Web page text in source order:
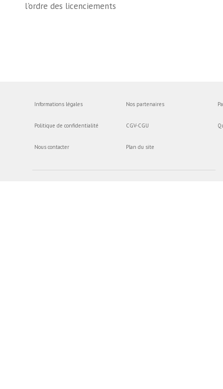
l'ordre des licenciements
Informations légales
Politique de confidentialité
Nous contacter
Nos partenaires
CGV-CGU
Plan du site